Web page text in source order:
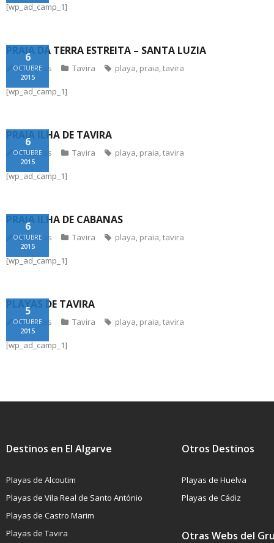
[wp_ad_camp_1]
PRAIA DA TERRA ESTREITA – SANTA LUZIA
6
OCTUBRE
2015
@tacticas Tavira playa, praia,tavira
[wp_ad_camp_1]
PRAIA ILHA DE TAVIRA
6
OCTUBRE
2015
@tacticas Tavira playa, praia,tavira
[wp_ad_camp_1]
PRAIA ILHA DE CABANAS
6
OCTUBRE
2015
@tacticas Tavira playa, praia,tavira
[wp_ad_camp_1]
PLAYAS DE TAVIRA
5
OCTUBRE
2015
@tacticas Tavira playa, praia,tavira
[wp_ad_camp_1]
Destinos en El Algarve
Playas de Alcoutim
Playas de Vila Real de Santo António
Playas de Castro Marim
Playas de Tavira
Otros Destinos
Playas de Huelva
Playas de Cádiz
Otras Webs del